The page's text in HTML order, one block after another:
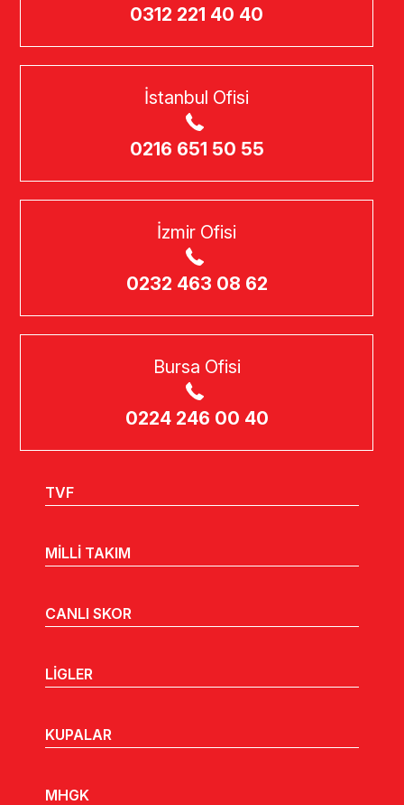
0312 221 40 40
İstanbul Ofisi
0216 651 50 55
İzmir Ofisi
0232 463 08 62
Bursa Ofisi
0224 246 00 40
TVF
MİLLİ TAKIM
CANLI SKOR
LİGLER
KUPALAR
MHGK